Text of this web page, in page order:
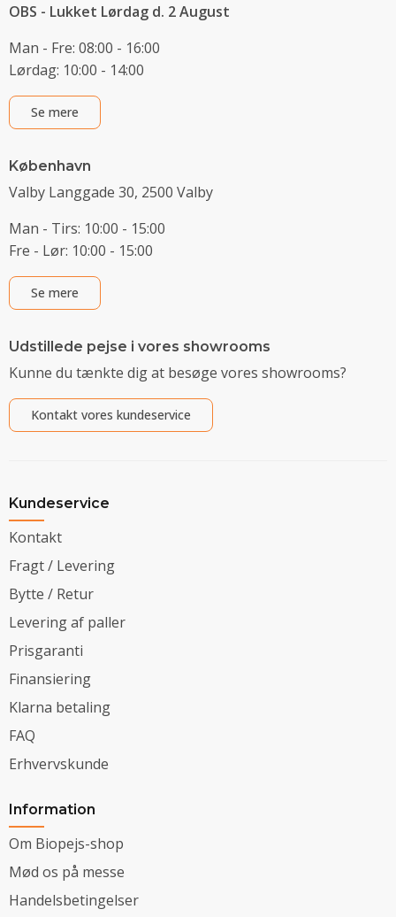
OBS - Lukket Lørdag d. 2 August
Man - Fre: 08:00 - 16:00
Lørdag: 10:00 - 14:00
Se mere
København
Valby Langgade 30, 2500 Valby
Man - Tirs: 10:00 - 15:00
Fre - Lør: 10:00 - 15:00
Se mere
Udstillede pejse i vores showrooms
Kunne du tænkte dig at besøge vores showrooms?
Kontakt vores kundeservice
Kundeservice
Kontakt
Fragt / Levering
Bytte / Retur
Levering af paller
Prisgaranti
Finansiering
Klarna betaling
FAQ
Erhvervskunde
Information
Om Biopejs-shop
Mød os på messe
Handelsbetingelser